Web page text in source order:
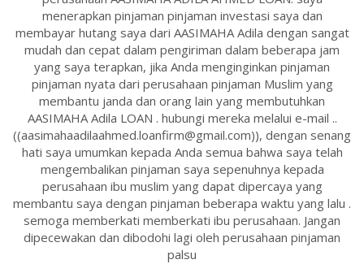
menerapkan pinjaman pinjaman investasi saya dan
membayar hutang saya dari AASIMAHA Adila dengan sangat
mudah dan cepat dalam pengiriman dalam beberapa jam
yang saya terapkan, jika Anda menginginkan pinjaman
pinjaman nyata dari perusahaan pinjaman Muslim yang
membantu janda dan orang lain yang membutuhkan
AASIMAHA Adila LOAN . hubungi mereka melalui e-mail ..
((aasimahaadilaahmed.loanfirm@gmail.com)), dengan senang
hati saya umumkan kepada Anda semua bahwa saya telah
mengembalikan pinjaman saya sepenuhnya kepada
perusahaan ibu muslim yang dapat dipercaya yang
membantu saya dengan pinjaman beberapa waktu yang lalu .
semoga memberkati memberkati ibu perusahaan. Jangan
dipecewakan dan dibodohi lagi oleh perusahaan pinjaman
palsu